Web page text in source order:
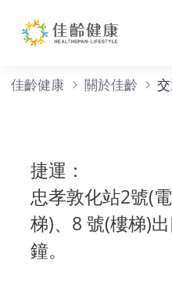
交通資訊
佳齡健康 關於佳齡
捷運：
忠孝敦化站2號(
梯)、8 號(樓梯)
鐘。